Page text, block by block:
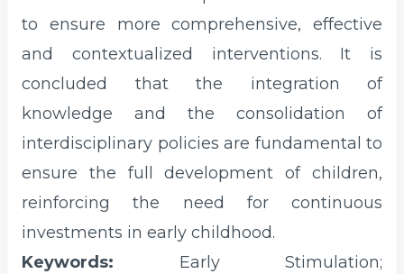
to ensure more comprehensive, effective
and contextualized interventions. It is
concluded that the integration of
knowledge and the consolidation of
interdisciplinary policies are fundamental to
ensure the full development of children,
reinforcing the need for continuous
investments in early childhood.
Keywords: Early Stimulation;